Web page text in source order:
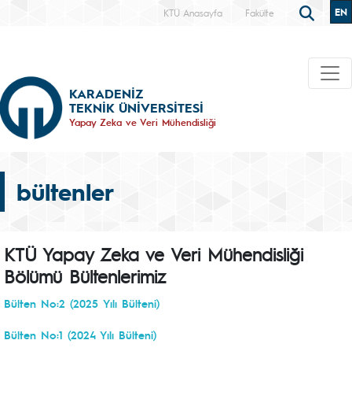
KTÜ Anasayfa Fakülte EN
KARADENİZ
TEKNİK ÜNİVERSİTESİ
Yapay Zeka ve Veri Mühendisliği
bültenler
KTÜ Yapay Zeka ve Veri Mühendisliği
Bölümü Bültenlerimiz
Bülten No:2 (2025 Yılı Bülteni)
Bülten No:1 (2024 Yılı Bülteni)